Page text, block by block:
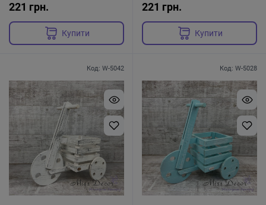
221 грн.
Купити
221 грн.
Купити
Код: W-5042 Код: W-5028